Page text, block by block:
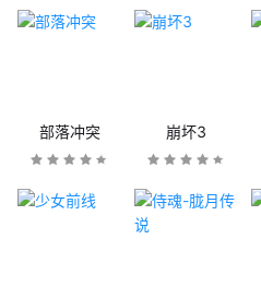
部落冲突 崩坏3